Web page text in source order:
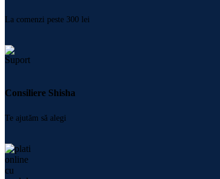
La comenzi peste 300 lei
Consiliere Shisha
Te ajutăm să alegi